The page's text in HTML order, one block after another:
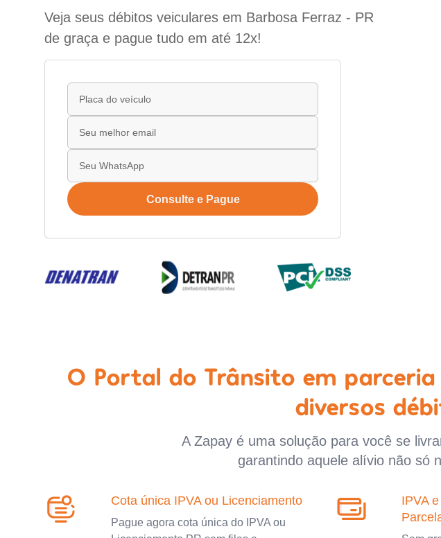
Veja seus débitos veiculares em Barbosa Ferraz - PR
de graça e pague tudo em até 12x!
Consulte e Pague
O Portal do Trânsito em
diversos
A Zapay é uma solução para você se
garantindo aquele alívio não só
Cota única IPVA ou Licenciamento
Pague agora cota única do IPVA ou
IPVA